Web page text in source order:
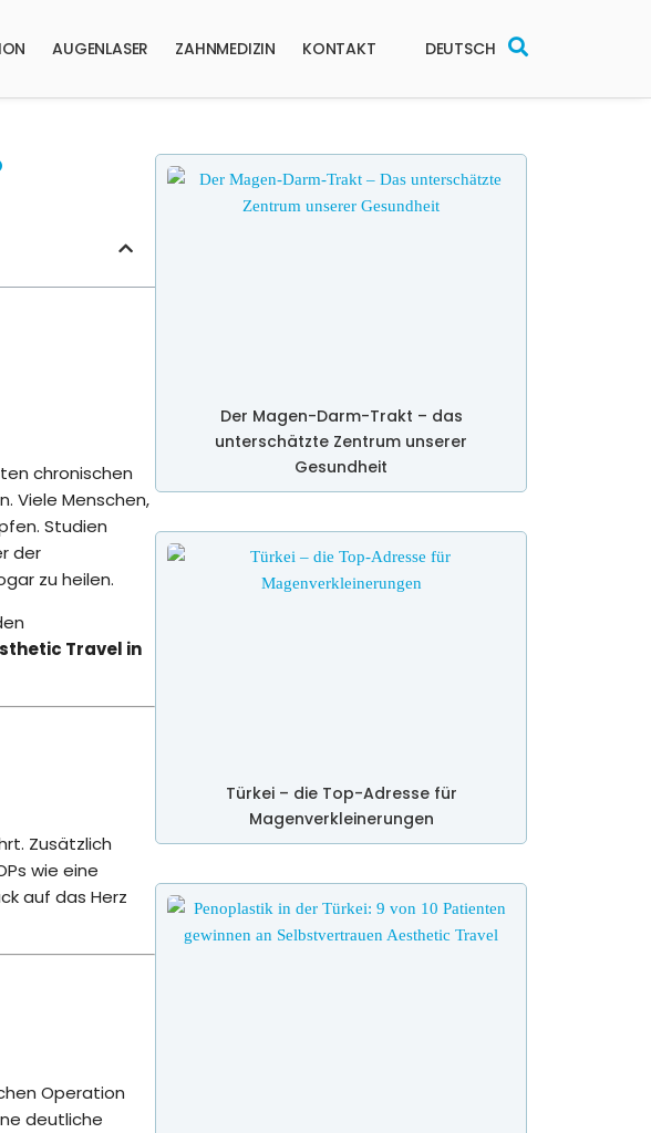
AUGENLASER ZAHNMEDIZIN KONTAKT DEUTSCH
chronischen
Viele Menschen,
Studien
der
zu heilen.
Travel in
Zusätzlich
wie eine
auf das Herz
Operation
deutliche
Der Magen-Darm-Trakt – das
unterschätzte Zentrum unserer
Gesundheit
Türkei – die Top-Adresse für
Magenverkleinerungen